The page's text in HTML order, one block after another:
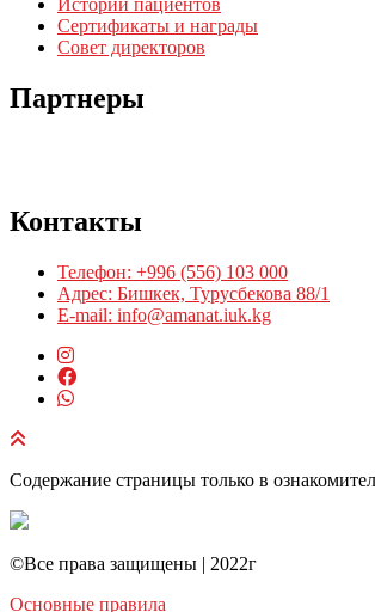
Истории пациентов
Сертификаты и награды
Совет директоров
Партнеры
Контакты
Телефон: +996 (556) 103 000
Адрес: Бишкек, Турусбекова 88/1
E-mail: info@amanat.iuk.kg
Содержание страницы только в
©️Все права защищены | 2022г
Основные правила